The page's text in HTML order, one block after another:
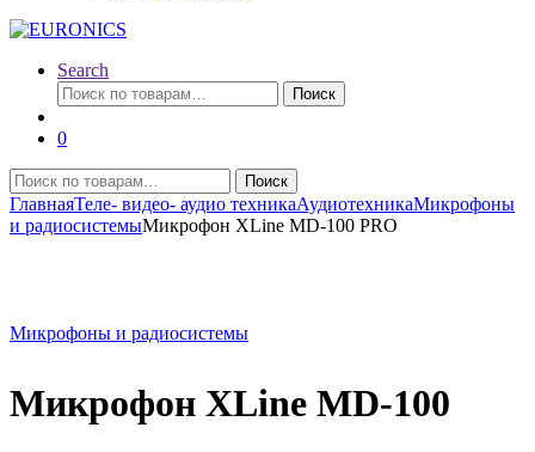
Search
Искать:
Поиск
0
Искать:
Поиск
ГлавнаяТеле- видео- аудио техникаАудиотехникаМикрофоны
и радиосистемыМикрофон XLine MD-100 PRO
Микрофоны и радиосистемы
Микрофон XLine MD-100